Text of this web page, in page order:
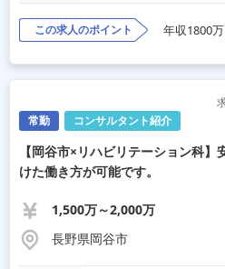
この求人のポイント 年収1800
常勤 コンサルタント紹介
【岡谷市×リハビリテーション科
けた働き方が可能です。
1,500万～2,000万
長野県岡谷市